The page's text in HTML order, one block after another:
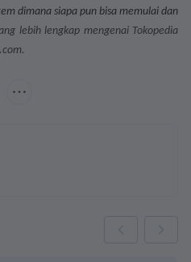
dimana siapa pun bisa memulai dan
lebih lengkap mengenai Tokopedia